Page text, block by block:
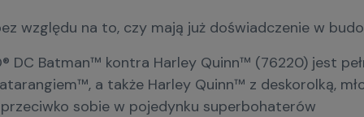
względu na to, czy mają już doświadczenie w
Batman™ kontra Harley Quinn™ (76220) jest
a także Harley Quinn™ z deskorolką,
sobie w pojedynku superbohaterów